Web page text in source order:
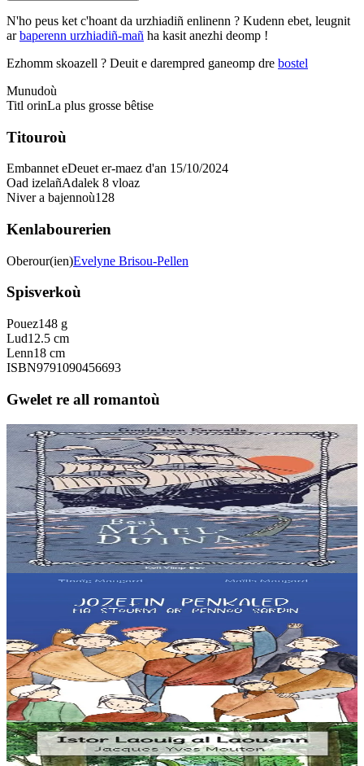
N'ho peus ket c'hoant da urzhiadiñ enlinenn ? Kudenn ebet, leugnit
arbaperenn urzhiadiñ-mañ ha kasit anezhi deomp !
Ezhomm skoazell ? Deuit e darempred ganeomp dre bostel
Munudoù
Titl orinLa plus grosse bêtise
Titouroù
Embannet eDeuet er-maez d'an 15/10/2024
Oad izelañAdalek 8 vloaz
Niver a bajennoù128
Kenlabourerien
Oberour(ien)Evelyne Brisou-Pellen
Spisverkoù
Pouez148 g
Lud12.5 cm
Lenn18 cm
ISBN9791090456693
Gwelet re all romantoù
9 bloaz hag ouzhpenn
Keit vimp bev
Beaj Mael-Duina
En inizi Aran, e Bro-Iwerzhon, er Grennamzer. Brendan, ur
chaseour yaouank, a zo bet lonket gant un aerouant. Bev eo atav
avat, e kof an euzhvil. Mont a ra e...
Er stok8,00 €
9 bloaz hag ouzhpenn
Jozefin Penkaled
Start eo buhez ar maouezed a labour en uzinoù sardin e Douarnenez
e penn-kentañ an 20vet kantved. En o zouez emañ Jozefin, poaniañ
a ra evel ar re all el labouradeg....
Er stok 8,00 €
3 bloaz hag ouzhpenn
Goater